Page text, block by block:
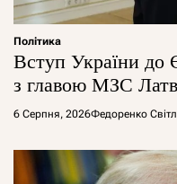
Політика
Вступ України до
з главою МЗС
6 Серпня, 2026Федоренко